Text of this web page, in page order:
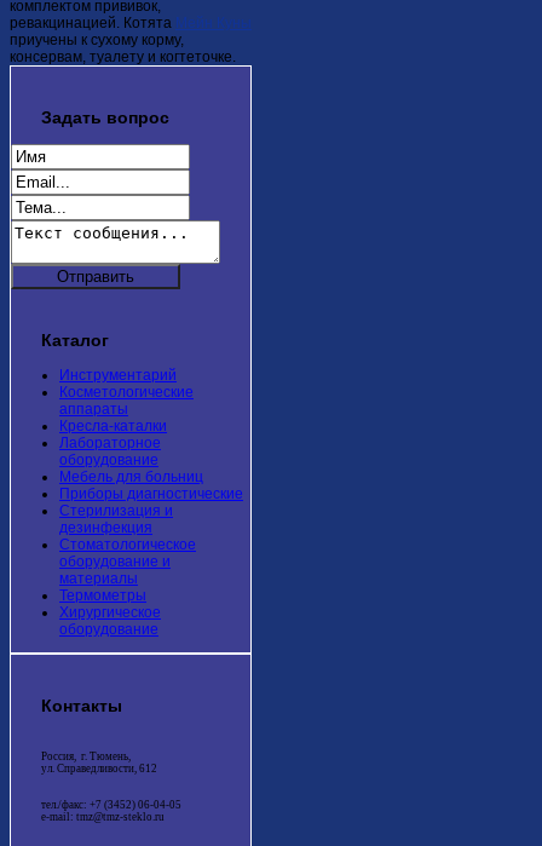
комплектом прививок,
ревакцинацией. Котята Мейн Куны
приучены к сухому корму,
консервам, туалету и когтеточке.
Задать вопрос
Каталог
Инструментарий
Косметологические
аппараты
Кресла-каталки
Лабораторное
оборудование
Мебель для больниц
Приборы диагностические
Стерилизация и
дезинфекция
Стоматологическое
оборудование и
материалы
Термометры
Хирургическое
оборудование
Контакты
Россия, г. Тюмень,
ул. Справедливости, 612
тел./факс: +7 (3452) 06-04-05
e-mail: tmz@tmz-steklo.ru